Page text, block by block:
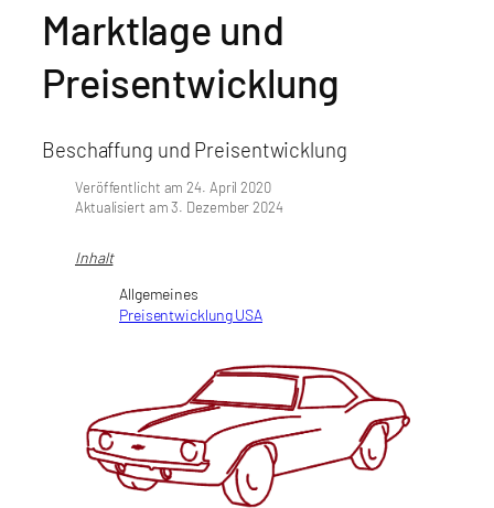
Marktlage und
Preisentwicklung
Beschaffung und Preisentwicklung
Veröffentlicht am 24. April 2020
Aktualisiert am 3. Dezember 2024
Inhalt
Allgemeines
Preisentwicklung USA